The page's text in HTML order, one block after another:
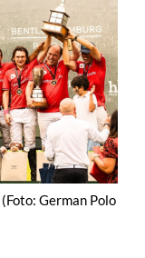
German Polo